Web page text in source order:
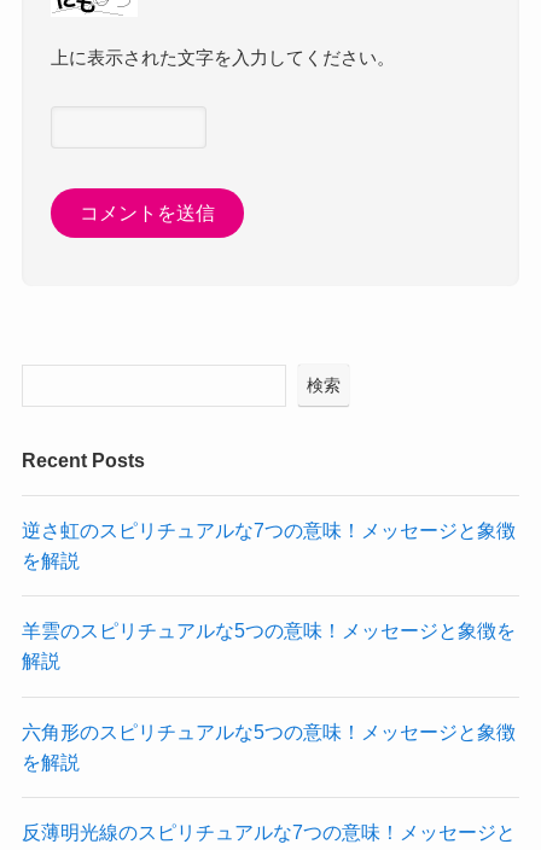
上に表示された文字を入力してください。
検索
Recent Posts
逆さ虹のスピリチュアルな7つの意味！メッセージと象徴
を解説
羊雲のスピリチュアルな5つの意味！メッセージと象徴を
解説
六角形のスピリチュアルな5つの意味！メッセージと象徴
を解説
反薄明光線のスピリチュアルな7つの意味！メッセージと